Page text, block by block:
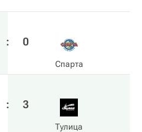
: 0
Спарта
: 3
Тулица